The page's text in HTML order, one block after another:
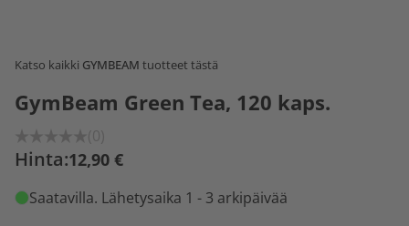
Katso kaikki GYMBEAM tuotteet tästä
GymBeam Green Tea, 120 kaps.
(0)
Hinta:12,90 €
Saatavilla. Lähetysaika 1 - 3 arkipäivää